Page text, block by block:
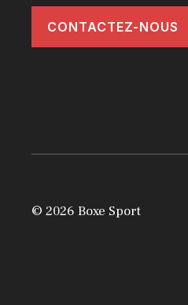
CONTACTEZ-NOUS
© 2026 Boxe Sport